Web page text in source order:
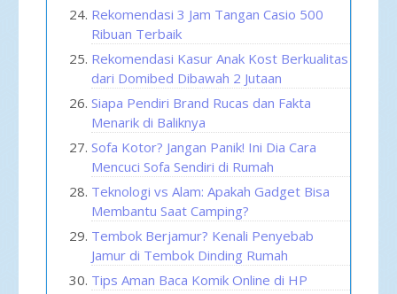
Rekomendasi 3 Jam Tangan Casio 500
Ribuan Terbaik
Rekomendasi Kasur Anak Kost Berkualitas
dari Domibed Dibawah 2 Jutaan
Siapa Pendiri Brand Rucas dan Fakta
Menarik di Baliknya
Sofa Kotor? Jangan Panik! Ini Dia Cara
Mencuci Sofa Sendiri di Rumah
Teknologi vs Alam: Apakah Gadget Bisa
Membantu Saat Camping?
Tembok Berjamur? Kenali Penyebab
Jamur di Tembok Dinding Rumah
Tips Aman Baca Komik Online di HP